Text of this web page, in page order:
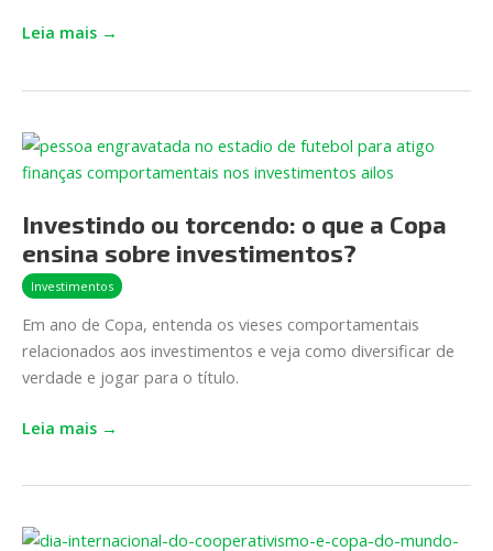
Leia mais →
Investindo ou torcendo: o que a Copa
ensina sobre investimentos?
Investimentos
Em ano de Copa, entenda os vieses comportamentais
relacionados aos investimentos e veja como diversificar de
verdade e jogar para o título.
Investindo
ou
a Copa
ensina
sobre
investimentos?
Leia mais →
Dia